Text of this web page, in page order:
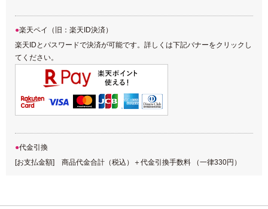
楽天ペイ（旧：楽天ID決済）
楽天IDとパスワードで決済が可能です。詳しくは下記バナーをクリックし
てください。
代金引換
[お支払金額] 商品代金合計（税込）＋代金引換手数料 （一律330円）